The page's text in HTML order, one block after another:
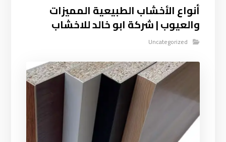
أنواع الأخشاب الطبيعية المميزات
والعيوب | شركة ابو خالد للاخشاب
Uncategorized